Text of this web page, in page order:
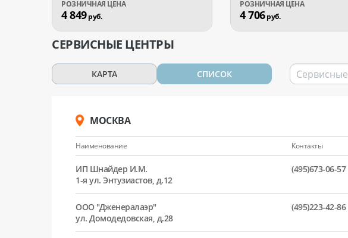
4 849руб. 4 706руб.
СЕРВИСНЫЕ ЦЕНТРЫ
КАРТА СПИСОК
МОСКВА
Наименование Контакты
ИП Шнайдер И.М.
1-я ул. Энтузиастов, д.12
(495)673-06-57
ООО "Дженералаэр"
ул. Домодедовская, д.28
(495)223-42-86